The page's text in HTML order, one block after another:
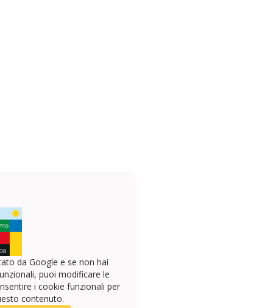
da Google e se non hai
puoi modificare le
i cookie funzionali per
contenuto.